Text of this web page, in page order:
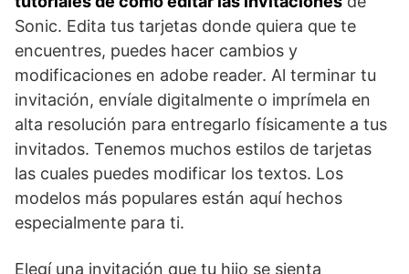
Sonic. Edita tus tarjetas donde quiera que te
encuentres, puedes hacer cambios y
modificaciones en adobe reader. Al terminar tu
invitación, envíale digitalmente o imprímela en
alta resolución para entregarlo físicamente a tus
invitados. Tenemos muchos estilos de tarjetas
las cuales puedes modificar los textos. Los
modelos más populares están aquí hechos
especialmente para ti.
Elegí una invitación que tu hijo se sienta